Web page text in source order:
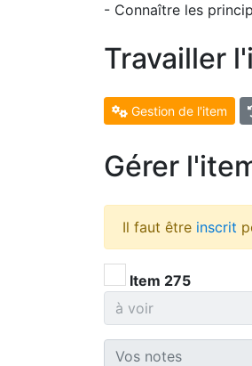
- Connaître les
Travailler
Gestion de l'item
Gérer
Il faut être inscrit
Item 275